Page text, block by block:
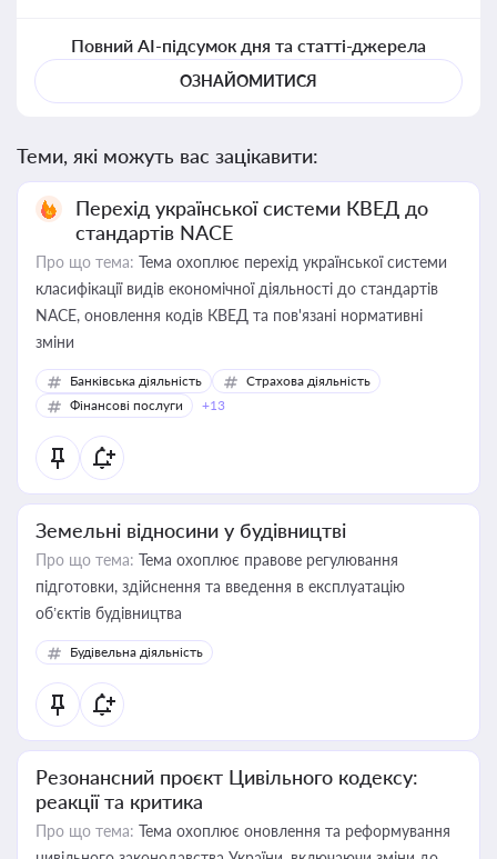
Повний AI-підсумок дня та статті-джерела
ОЗНАЙОМИТИСЯ
Теми, які можуть вас зацікавити:
Перехід української системи КВЕД до
стандартів NACE
Про що тема: Тема охоплює перехід української системи
класифікації видів економічної діяльності до стандартів
NACE, оновлення кодів КВЕД та пов'язані нормативні
зміни
Банківська діяльність
Страхова діяльність
Фінансові послуги
+13
Земельні відносини у будівництві
Про що тема: Тема охоплює правове регулювання
підготовки, здійснення та введення в експлуатацію
об’єктів будівництва
Будівельна діяльність
Резонансний проєкт Цивільного кодексу:
реакції та критика
Про що тема: Тема охоплює оновлення та реформування